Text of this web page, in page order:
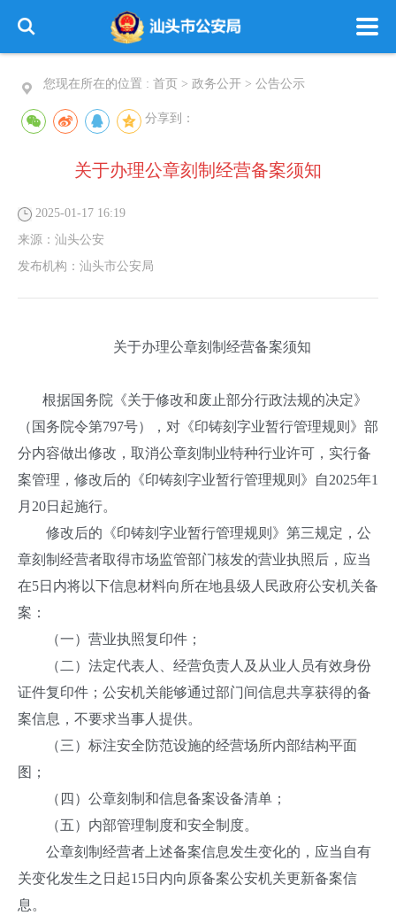
您现在所在的位置 : 首页 > 政务公开 > 公告公示
分享到：
关于办理公章刻制经营备案须知
2025-01-17 16:19
来源： 汕头公安
发布机构： 汕头市公安局
关于办理公章刻制经营备案须知
根据国务院《关于修改和废止部分行政法规的决定》
（国务院令第797号），对《印铸刻字业暂行管理规则》部
分内容做出修改，取消公章刻制业特种行业许可，实行备
案管理，修改后的《印铸刻字业暂行管理规则》自2025年1
月20日起施行。
修改后的《印铸刻字业暂行管理规则》第三规定，公
章刻制经营者取得市场监管部门核发的营业执照后，应当
在5日内将以下信息材料向所在地县级人民政府公安机关备
案：
（一）营业执照复印件；
（二）法定代表人、经营负责人及从业人员有效身份
证件复印件；公安机关能够通过部门间信息共享获得的备
案信息，不要求当事人提供。
（三）标注安全防范设施的经营场所内部结构平面
图；
（四）公章刻制和信息备案设备清单；
（五）内部管理制度和安全制度。
公章刻制经营者上述备案信息发生变化的，应当自有
关变化发生之日起15日内向原备案公安机关更新备案信
息。